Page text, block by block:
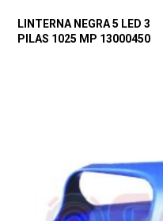
LINTERNA NEGRA 5 LED 3
PILAS 1025 MP 13000450